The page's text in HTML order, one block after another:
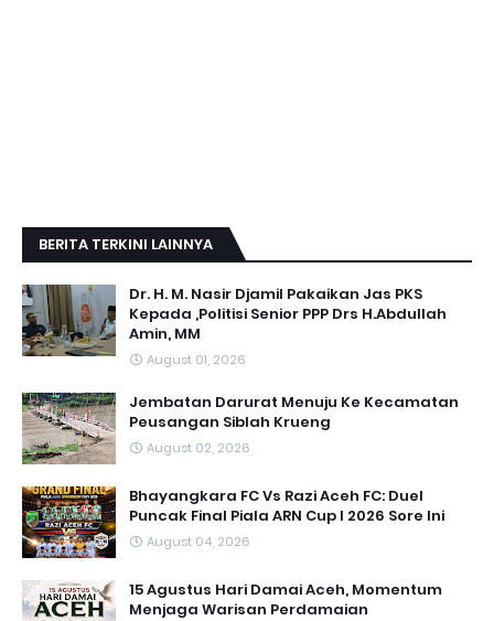
BERITA TERKINI LAINNYA
Dr. H. M. Nasir Djamil Pakaikan Jas PKS
Kepada ,Politisi Senior PPP Drs H.Abdullah
Amin, MM
August 01, 2026
Jembatan Darurat Menuju Ke Kecamatan
Peusangan Siblah Krueng
August 02, 2026
Bhayangkara FC Vs Razi Aceh FC: Duel
Puncak Final Piala ARN Cup I 2026 Sore Ini
August 04, 2026
15 Agustus Hari Damai Aceh, Momentum
Menjaga Warisan Perdamaian